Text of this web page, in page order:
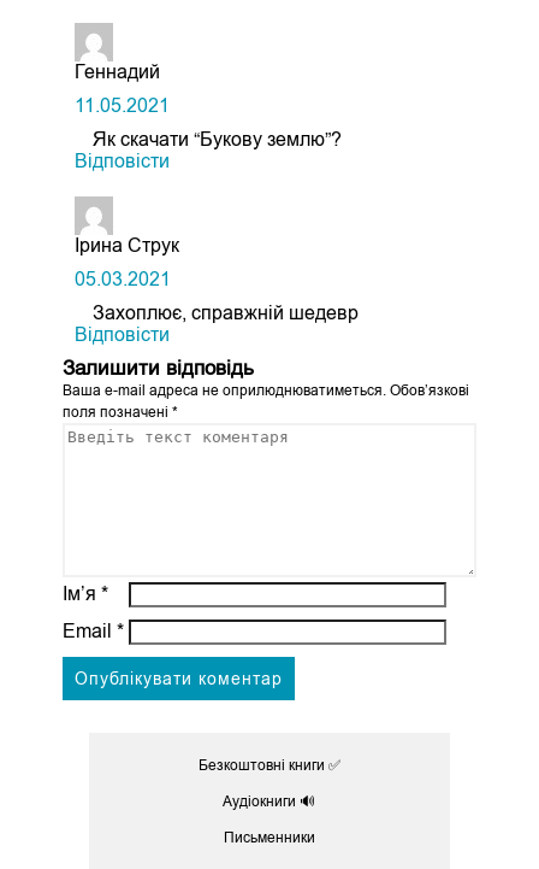
Геннадий
11.05.2021
Як скачати “Букову землю”?
Відповіcти
Ірина Струк
05.03.2021
Захоплює, справжній шедевр
Відповіcти
Залишити відповідь
Ваша e-mail адреса не оприлюднюватиметься.Обов’язкові
поля позначені *
Ім’я *
Email *
Безкоштовні книги ✅
Аудіокниги 🔊
Письменники